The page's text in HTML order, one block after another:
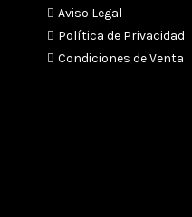
Aviso Legal
Política de Privacidad
Condiciones de Venta